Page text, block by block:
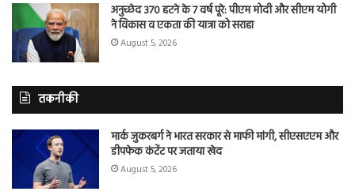
अनुच्छेद 370 हटने के 7 वर्ष पूरे: पीएम मोदी और सीएम योगी
ने विकास व एकता की यात्रा को सराहा
August 5, 2026
तकनीकी
मार्क जुकरबर्ग ने भारत सरकार से माफी मांगी, सीएसएएम और
डीपफेक कंटेंट पर जताया खेद
August 5, 2026